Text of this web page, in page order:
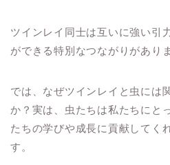
ツインレイ同士は互いに強い引
ができる特別なつながりがあり
では、なぜツインレイと虫には
か？実は、虫たちは私たちにと
たちの学びや成長に貢献してく
す。